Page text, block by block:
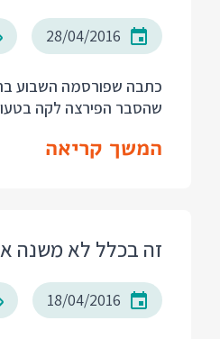
28/04/2016
כתבה שפורסמה השבוע
שהסבר הפירצה לקה
המשך קריאה
זה בכלל לא משנה
18/04/2016